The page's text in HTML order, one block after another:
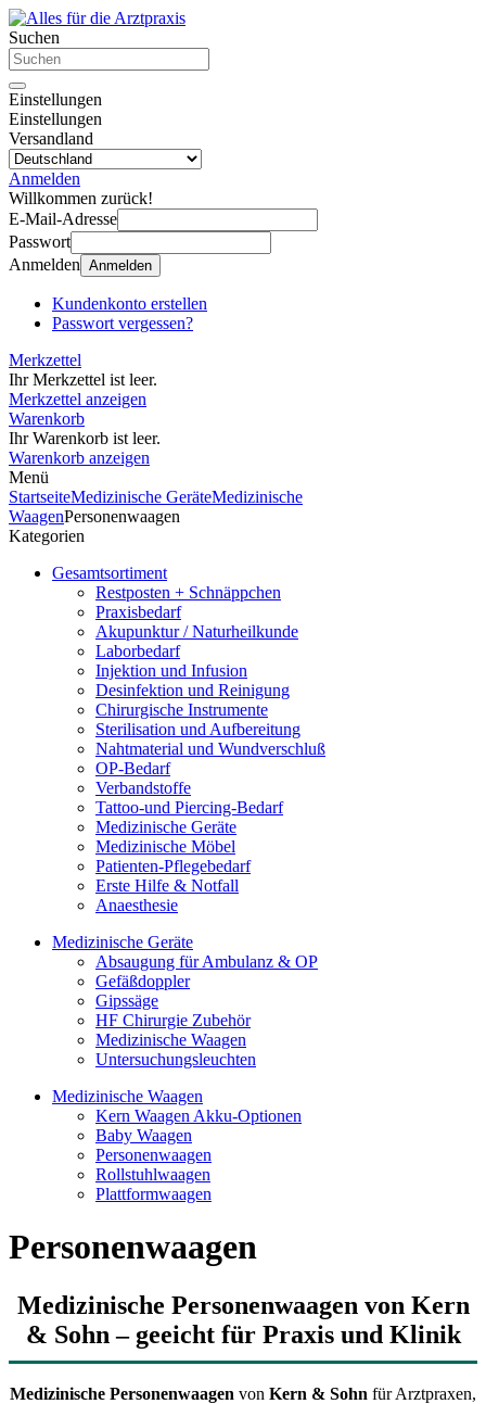
Suchen
Einstellungen
Einstellungen
Versandland
Anmelden
Willkommen zurück!
E-Mail-Adresse
Passwort
Anmelden Anmelden
Kundenkonto erstellen
Passwort vergessen?
Merkzettel
Ihr Merkzettel ist leer.
Merkzettel anzeigen
Warenkorb
Ihr Warenkorb ist leer.
Warenkorb anzeigen
Menü
StartseiteMedizinische GeräteMedizinische
WaagenPersonenwaagen
Kategorien
Gesamtsortiment
Restposten + Schnäppchen
Praxisbedarf
Akupunktur / Naturheilkunde
Laborbedarf
Injektion und Infusion
Desinfektion und Reinigung
Chirurgische Instrumente
Sterilisation und Aufbereitung
Nahtmaterial und Wundverschluß
OP-Bedarf
Verbandstoffe
Tattoo-und Piercing-Bedarf
Medizinische Geräte
Medizinische Möbel
Patienten-Pflegebedarf
Erste Hilfe & Notfall
Anaesthesie
Medizinische Geräte
Absaugung für Ambulanz & OP
Gefäßdoppler
Gipssäge
HF Chirurgie Zubehör
Medizinische Waagen
Untersuchungsleuchten
Medizinische Waagen
Kern Waagen Akku-Optionen
Baby Waagen
Personenwaagen
Rollstuhlwaagen
Plattformwaagen
Personenwaagen
Medizinische Personenwaagen von Kern
& Sohn – geeicht für Praxis und Klinik
Medizinische Personenwaagen von Kern & Sohn für Arztpraxen,